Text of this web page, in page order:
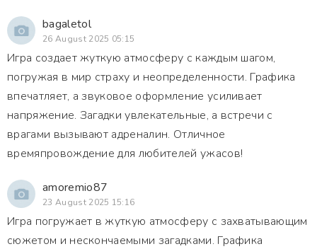
bagaletol
26 August 2025 05:15
Игра создает жуткую атмосферу с каждым шагом,
погружая в мир страху и неопределенности. Графика
впечатляет, а звуковое оформление усиливает
напряжение. Загадки увлекательные, а встречи с
врагами вызывают адреналин. Отличное
времяпровождение для любителей ужасов!
amoremio87
23 August 2025 15:16
Игра погружает в жуткую атмосферу с захватывающим
сюжетом и нескончаемыми загадками. Графика